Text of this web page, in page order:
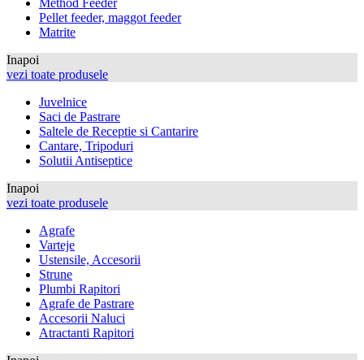
Method Feeder
Pellet feeder, maggot feeder
Matrite
Inapoi
vezi toate produsele
Juvelnice
Saci de Pastrare
Saltele de Receptie si Cantarire
Cantare, Tripoduri
Solutii Antiseptice
Inapoi
vezi toate produsele
Agrafe
Varteje
Ustensile, Accesorii
Strune
Plumbi Rapitori
Agrafe de Pastrare
Accesorii Naluci
Atractanti Rapitori